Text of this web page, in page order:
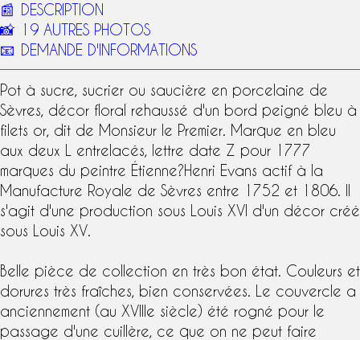
📰 DESCRIPTION
📸 19 AUTRES PHOTOS
📧 DEMANDE D'INFORMATIONS
Pot à sucre, sucrier ou saucière en porcelaine de
Sèvres , décor floral rehaussé d'un bord peigné bleu à
filets or, dit de Monsieur le Premier. Marque en bleu
aux deux L entrelacés, lettre date Z pour 1777
marques du peintre Étienne?Henri Evans actif à la
Manufacture Royale de Sèvres entre 1752 et 1806. Il
s'agit d'une production sous Louis XVI d'un décor créé
sous Louis XV.
Belle pièce de collection en très bon état. Couleurs et
dorures très fraîches, bien conservées. Le couvercle a
anciennement (au XVIIIe siècle) été rogné pour le
passage d'une cuillère, ce que on ne peut faire